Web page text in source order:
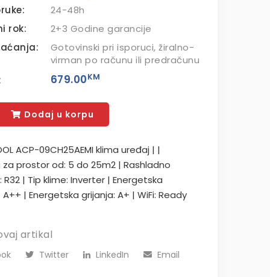
24-48h
rok:
2+3 Godine garancije
Gotovinski pri isporuci, žiralno-
virman po računu ili predračunu
679.00KM
Dodaj u korpu
ACP-09CH25AEMI klima uređaj | |
prostor od: 5 do 25m2 | Rashladno
| Tip klime: Inverter | Energetska
| Energetska grijanja: A+ | WiFi: Ready
artikal
Twitter LinkedIn Email